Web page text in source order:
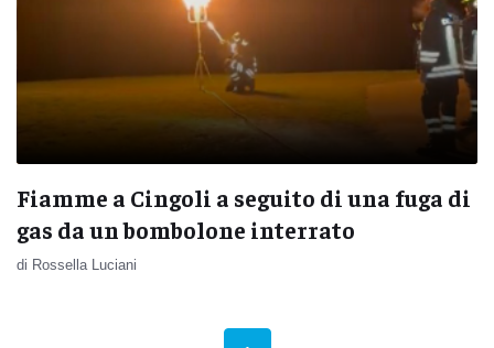
Fiamme a Cingoli a seguito di una fuga di
gas da un bombolone interrato
di Rossella Luciani